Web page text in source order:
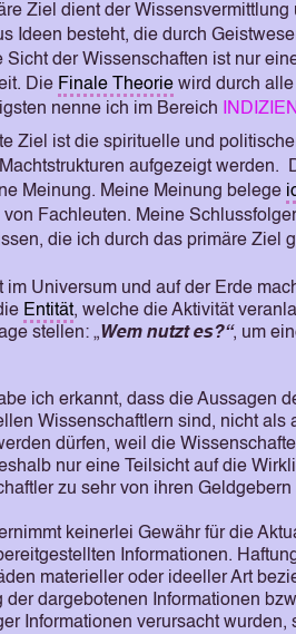
Ziel dient der
Ideen besteht, die durch
Sicht der Wissenschaften ist nur
Die Finale Theorie wird durch
nenne ich im Bereich
INDIZIEN
Ziel ist die spirituelle und
aufgezeigt werden.
Meinung. Meine Meinung belege
Fachleuten. Meine
die ich durch das primäre Ziel
im Universum und auf der Erde
Entität, welche die Aktivität
stellen: „Wem nutzt es?“, um
ich erkannt, dass die Aussagen
Wissenschaftlern sind, nicht als
dürfen, weil die
nur eine Teilsicht auf die
zu sehr von ihren Geldgebern
keinerlei Gewähr für die
Informationen.
materieller oder ideeller Art
der dargebotenen Informationen
Informationen verursacht